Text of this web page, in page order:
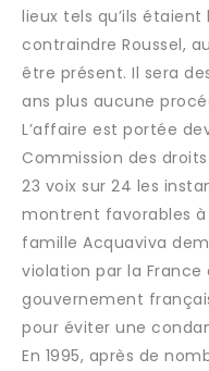
lieux tels qu’ils
contraindre Roussel,
être présent. Il sera
ans plus aucune
L’affaire est portée
Commission des
23 voix sur 24 les
montrent favorables à
famille Acquaviva
violation par la France
gouvernement
pour éviter une
En 1995, après de